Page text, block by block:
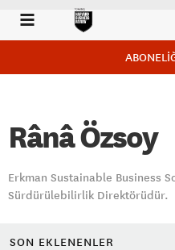
Rânâ Özsoy
Erkman Sustainable Business
Sürdürülebilirlik Direktörüdür.
SON EKLENENLER